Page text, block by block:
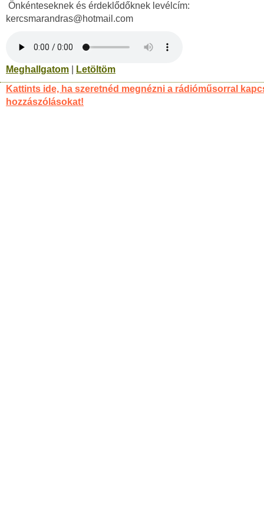
Önkénteseknek és érdeklődőknek levélcím:
kercsmarandras@hotmail.com
Meghallgatom
Letöltöm
Kattints ide, ha szeretnéd megnézni a rádióműsorral
hozzászólásokat!